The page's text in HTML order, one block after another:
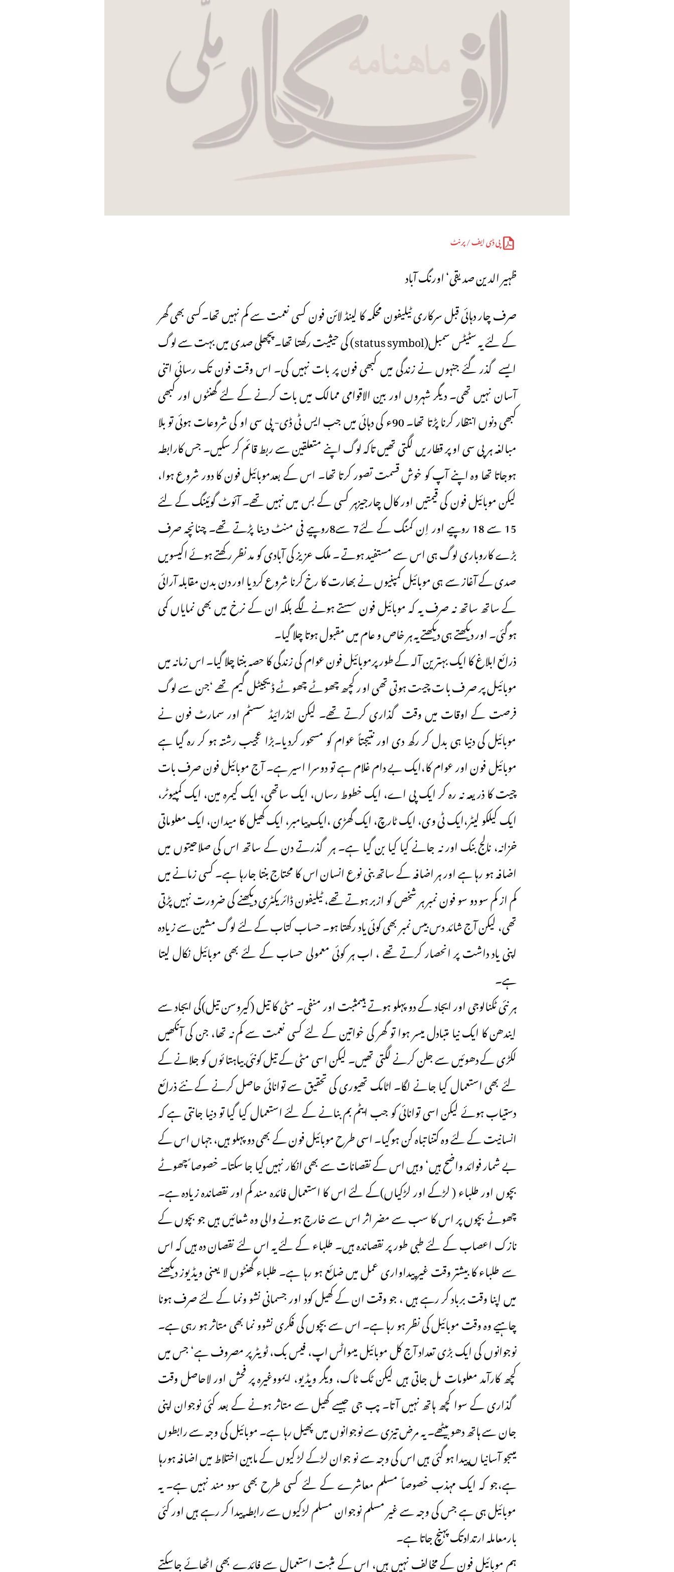
پی ڈی ایف / پرنٹ
ظہیر الدین صدیقی‘ اورنگ آباد
صرف چار دہائی قبل سرکاری ٹیلیفون محکمہ کا لینڈ لائن فون کسی نعمت سے کم نہیں تھا۔کسی بھی گھر
کے لئے یہ سٹیٹس سمبل(status symbol) کی حیثیت رکھتا تھا۔پچھلی صدی میں بہت سے لوگ
ایسے گذر گئے جنہوں نے زندگی میں کبھی فون پر بات نہیں کی۔ اس وقت فون تک رسائی اتنی
آسان نہیں تھی۔ دیگر شہروں اور بین الاقوامی ممالک میں بات کرنے کے لئے گھنٹوں اور کبھی
کبھی دنوں انتظار کرنا پڑتا تھا۔ 90ء کی دہائی میں جب ایس ٹی ڈی- پی سی او کی شروعات ہوئی تو بلا
مبالغہ ہر پی سی او پر قطاریں لگتی تھیں تاکہ لوگ اپنے متعلقین سے ربط قائم کر سکیں۔ جس کارابطہ
ہوجاتا تھا وہ اپنے آپ کو خوش قسمت تصور کرتا تھا۔ اس کے بعدموبائیل فون کا دور شروع ہوا،
لیکن موبائیل فون کی قیمتیں اور کال چارجیزہر کسی کے بس میں نہیں تھے۔ آئوٹ گوئینگ کے لئے
15 سے 18 روپیے اور اِن کمنگ کے لئے7 سے8روپیے فی منٹ دینا پڑتے تھے۔ چنانچہ صرف
بڑے کاروباری لوگ ہی اس سے مستفید ہوتے ۔ ملک عزیز کی آبادی کو مد نظر رکھتے ہوئے اکیسویں
صدی کے آغاز سے ہی موبائیل کمپنیوں نے بھارت کا رخ کرنا شروع کردیا اور دن بدن مقابلہ آرائی
کے ساتھ ساتھ نہ صرف یہ کہ موبائیل فون سستے ہونے لگے بلکہ ان کے نرخ میں بھی نمایاں کمی
ہوگئی۔ اور دیکھتے ہی دیکھتے یہ ہر خاص و عام میں مقبول ہوتا چلا گیا۔
ذرائع ابلاغ کا ایک بہترین آلہ کے طور پرموبائیل فون عوام کی زندگی کا حصہ بنتا چلا گیا۔ اس زمانہ میں
موبائیل پر صرف بات چیت ہوتی تھی اور کچھ چھوٹے چھوٹے ڈیجیٹل گیم تھے ‘جن سے لوگ
فرصت کے اوقات میں وقت گذاری کرتے تھے۔ لیکن انڈرائیڈ سسٹم اور سمارٹ فون نے
موبائیل کی دنیا ہی بدل کر رکھ دی اور نتیجتاً عوام کو مسحور کردیا۔بڑا عجیب رشتہ ہو کر رہ گیا ہے
موبائیل فون اور عوام کا،ایک بے دام غلام ہے تو دوسرا اسیر ہے۔ آج موبائیل فون صرف بات
چیت کا ذریعہ نہ رہ کر ایک پی اے، ایک خطوط رساں، ایک ساتھی، ایک کیمرہ مین، ایک کمپیوٹر،
ایک کیلکو لیٹر،ایک ٹی وی، ایک ٹارچ، ایک گھڑی ،ایک پیامبر، ایک کھیل کا میدان، ایک معلوماتی
خزانہ، نالج بنک اور نہ جانے کیا کیا بن گیا ہے۔ ہر گذرتے دن کے ساتھ اس کی صلاحیتوں میں
اضافہ ہو رہا ہے اور ہر اضافہ کے ساتھ بنی نوع انسان اس کا محتاج بنتا جارہا ہے۔ کسی زمانے میں
کم از کم سو دو سو فون نمبر ہر شخص کو ازبر ہوتے تھے، ٹیلیفون ڈائریکٹری دیکھنے کی ضرورت نہیں پڑتی
تھی، لیکن آج شائد دس بیس نمبر بھی کوئی یاد رکھتا ہو۔ حساب کتاب کے لئے لوگ مشین سے زیادہ
اپنی یاد داشت پر انحصار کرتے تھے ، اب ہر کوئی معمولی حساب کے لئے بھی موبائیل نکال لیتا
ہے۔
ہر نئی ٹکنالوجی اور ایجاد کے دو پہلو ہوتے ہیںمثبت اور منفی۔ مٹی کا تیل (کیروسن تیل)کی ایجاد سے
ایندھن کا ایک نیا متبادل میسر ہوا تو گھر کی خواتین کے لئے کسی نعمت سے کم نہ تھا، جن کی آنکھیں
لکڑی کے دھوئیں سے جلن کرنے لگتی تھیں۔ لیکن اسی مٹی کے تیل کونئی بیاہتا ئوں کو جلانے کے
لئے بھی استعمال کیا جانے لگا۔ اٹامک تھیوری کی تحقیق سے توانائی حاصل کرنے کے نئے ذرائع
دستیاب ہوئے لیکن اسی توانائی کو جب ایٹم بم بنانے کے لئے استعمال کیا گیا تو دنیا جانتی ہے کہ
انسانیت کے لئے وہ کتنا تباہ کن ہوگیا۔ اسی طرح موبائیل فون کے بھی دو پہلو ہیں، جہاں اس کے
بے شمار فوائد واضح ہیں‘ وہیں اس کے نقصانات سے بھی انکار نہیں کیا جا سکتا۔ خصوصا ً چھوٹے
بچوں اور طلباء ( لڑکے اور لڑکیاں)کے لئے اس کا استعمال فائدہ مند کم اور نقصاندہ زیادہ ہے۔
چھوٹے بچوں پر اس کا سب سے مضر اثر اس سے خارج ہونے والی وہ شعائیں ہیں جو بچوں کے
نازک اعصاب کے لئے طبی طور پر نقصاندہ ہیں۔ طلباء کے لئے یہ اس لئے نقصان دہ ہیں کہ اس
سے طلباء کا بیشتر وقت غیر پیداواری عمل میں ضائع ہو رہا ہے۔ طلباء گھنٹوں لا یعنی ویڈیوز دیکھنے
میں اپنا وقت برباد کر رہے ہیں ، جو وقت ان کے کھیل کود اور جسمانی نشو ونما کے لئے صرف ہونا
چاہیے وہ وقت موبائیل کی نظر ہو رہا ہے۔ اس سے بچوں کی فکری نشوو نما بھی متاثر ہو رہی ہے۔
نوجوانوں کی ایک بڑی تعداد آج کل موبائیل میںواٹس اپ، فیس بک، ٹویٹر پر مصروف ہے‘ جس میں
کچھ کارآمد معلومات مل جاتی ہیں لیکن ٹک ٹاک، ویگر ویڈیو، ایمووغیرہ پر فحش اور لاحاصل وقت
گذاری کے سوا کچھ ہاتھ نہیں آتا۔ پب جی جیسے کھیل سے متاثر ہونے کے بعد کئی نوجوان اپنی
جان سے ہاتھ دھو بیٹھے۔ یہ مرض تیزی سے نوجوانوں میں پھیل رہا ہے۔ موبائیل کی وجہ سے رابطوں
میںجو آسانیا ں پیدا ہو گئی ہیں اس کی وجہ سے نو جوان لڑکے لڑ کیوں کے مابین اختلاط میں اضافہ ہورہا
ہے،جو کہ ایک مہذب خصوصاً مسلم معاشرے کے لئے کسی طرح بھی سود مند نہیں ہے۔ یہ
موبائیل ہی ہے جس کی وجہ سے غیر مسلم نوجوان مسلم لڑکیوں سے رابطہ پیدا کر رہے ہیں اور کئی
بارمعاملہ ارتدادتک پہنچ جاتا ہے۔
ہم موبائیل فون کے مخالف نہیں ہیں، اس کے مثبت استعمال سے فائدے بھی اٹھائے جاسکتے